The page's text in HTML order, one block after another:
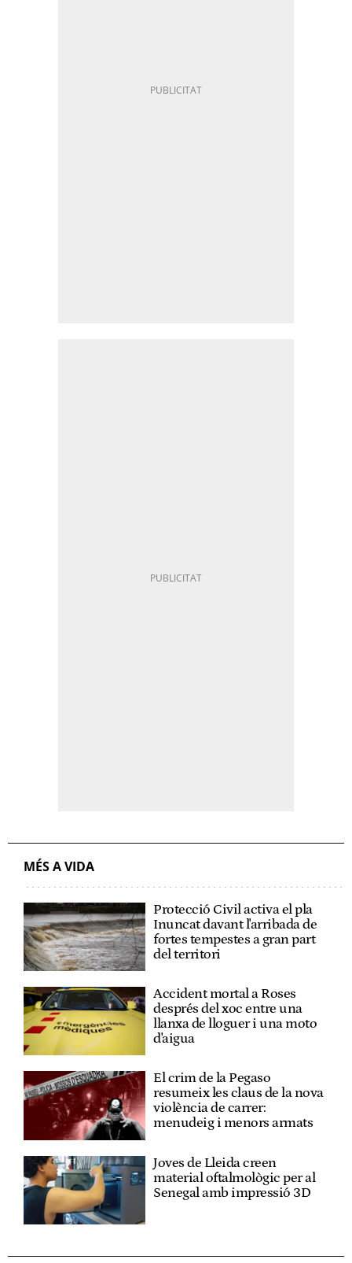
MÉS A VIDA
Protecció Civil activa el pla
Inuncat davant l'arribada de
fortes tempestes a gran part
del territori
Accident mortal a Roses
després del xoc entre una
llanxa de lloguer i una moto
d'aigua
El crim de la Pegaso
resumeix les claus de la nova
violència de carrer:
menudeig i menors armats
Joves de Lleida creen
material oftalmològic per al
Senegal amb impressió 3D